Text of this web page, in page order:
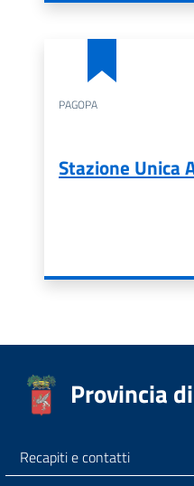
PAGOPA
Stazione Unica
Provincia
Recapiti e contatti